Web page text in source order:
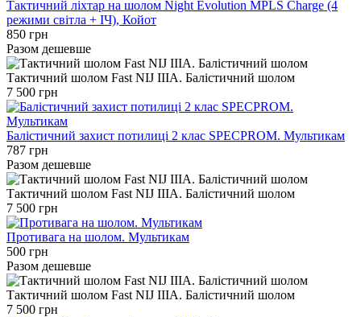
Тактичний ліхтар на шолом Night Evolution MPLS Charge (4
режими світла + ІЧ), Койот
850 грн
Разом дешевше
Тактичний шолом Fast NIJ IIIA. Балістичний шолом
7 500 грн
Балістичний захист потилиці 2 клас SPECPROM. Мультикам
787 грн
Разом дешевше
Тактичний шолом Fast NIJ IIIA. Балістичний шолом
7 500 грн
Противага на шолом. Мультикам
500 грн
Разом дешевше
Тактичний шолом Fast NIJ IIIA. Балістичний шолом
7 500 грн